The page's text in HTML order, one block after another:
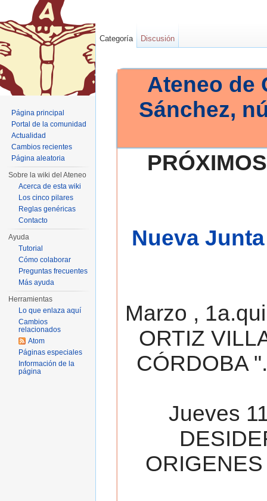
Ateneo de
Sánchez,
Nueva
Marzo ,
ORTIZ
CÓRDOBA
Jueves
Categoría Discusión
Página principal
Portal de la comunidad
Actualidad
Cambios recientes
Página aleatoria
Sobre la wiki del Ateneo
Acerca de esta wiki
Los cinco pilares
Reglas genéricas
Contacto
Ayuda
Tutorial
Cómo colaborar
Preguntas frecuentes
Más ayuda
Herramientas
Lo que enlaza aquí
Cambios
relacionados
Atom
Páginas especiales
Información de la
página